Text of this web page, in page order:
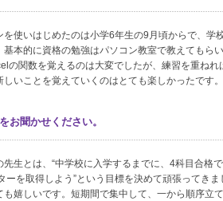
を使いはじめたのは小学6年生の9月頃からで、学
基本的に資格の勉強はパソコン教室で教えてもら
の関数を覚えるのは大変でしたが、練習を重ね
しいことを覚えていくのはとても楽しかったです。
お聞かせください。
先生とは、“中学校に入学するまでに、4科目合格
ーを取得しよう”という目標を決めて頑張ってき
も嬉しいです。短期間で集中して、一から順序立